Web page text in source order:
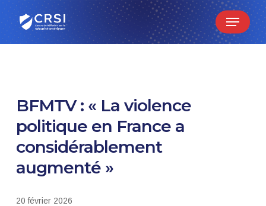
Skip
to
main
Menu
BFMTV : « La violence
politique en France a
considérablement
augmenté »
20 février 2026